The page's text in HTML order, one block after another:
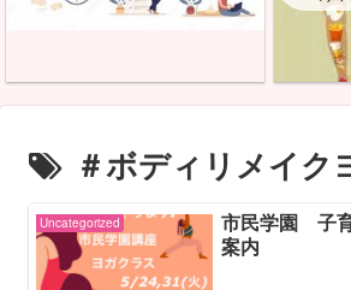
＃ボディリメイク
Uncategorized
市民学園 子
案内